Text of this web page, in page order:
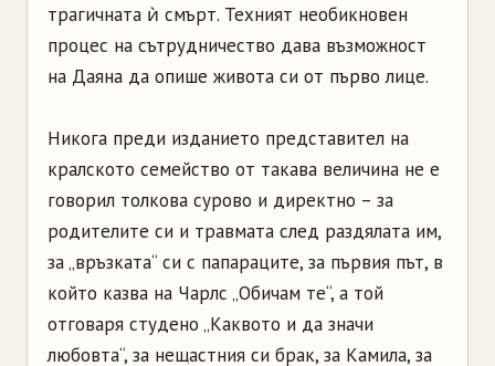
трагичната ѝ смърт. Техният необикновен
процес на сътрудничество дава възможност
на Даяна да опише живота си от първо лице.
Никога преди изданието представител на
кралското семейство от такава величина не е
говорил толкова сурово и директно – за
родителите си и травмата след раздялата им,
за „връзката“ си с папараците, за първия път, в
който казва на Чарлс „Обичам те“, а той
отговаря студено „Каквото и да значи
любовта“, за нещастния си брак, за Камила, за